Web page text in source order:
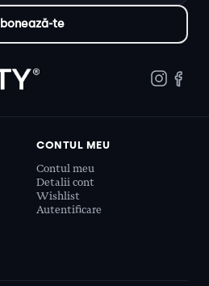
CONTUL MEU
Contul meu
Detalii cont
Wishlist
Autentificare